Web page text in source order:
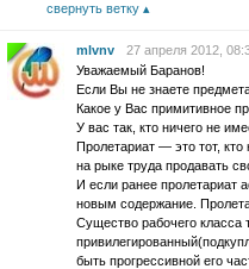
свернуть ветку
mlvnv 27 апреля 2012,
Уважаемый Баранов!
Если Вы не знаете
Какое у Вас примитивное
У вас так, кто ничего не
Пролетариат — это тот,
на рыке труда продавать
И если ранее пролетариат
новым содержание.
Существо рабочего класса
быть прогрессивной его